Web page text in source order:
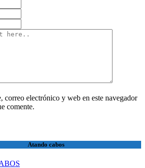
correo electrónico y web en este navegador
comente.
Atando cabos